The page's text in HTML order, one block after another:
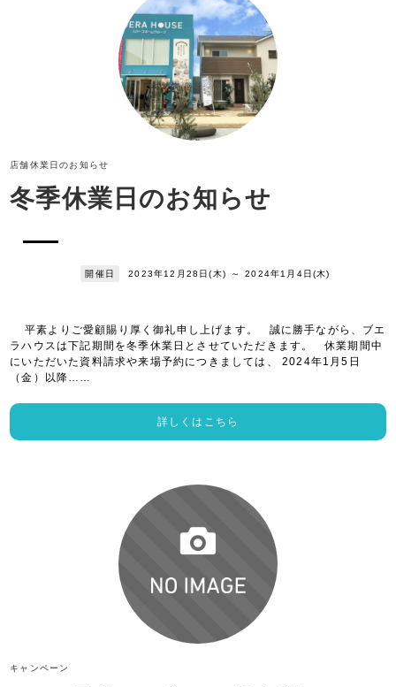
店舗休業日のお知らせ
冬季休業日のお知らせ
開催日 2023年12月28日(木) ～ 2024年1月4日(木)
平素よりご愛顧賜り厚く御礼申し上げます。 誠に勝手ながら、ブエ
ラハウスは下記期間を冬季休業日とさせていただきます。 休業期間中
にいただいた資料請求や来場予約につきましては、 2024年1月5日
（金）以降……
詳しくはこちら
キャンペーン